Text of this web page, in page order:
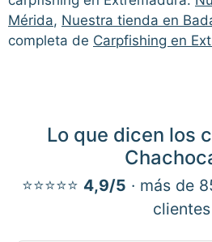
Mérida, Nuestra tienda en
completa de Carpfishing en
Lo que dicen los
⭐⭐⭐⭐⭐ 4,9/5 · más de
clientes